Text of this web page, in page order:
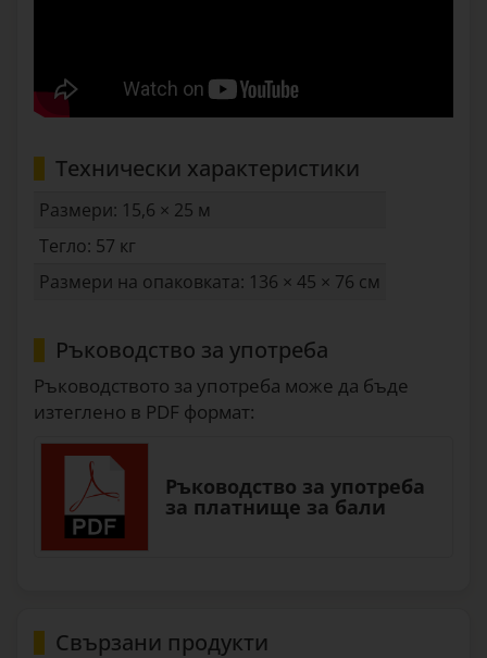
Технически характеристики
Размери: 15,6 × 25 м
Тегло: 57 кг
Размери на опаковката: 136 × 45 × 76 см
Ръководство за употреба
Ръководството за употреба може да бъде
изтеглено в PDF формат:
Ръководство за употреба
за платнище за бали
Свързани продукти